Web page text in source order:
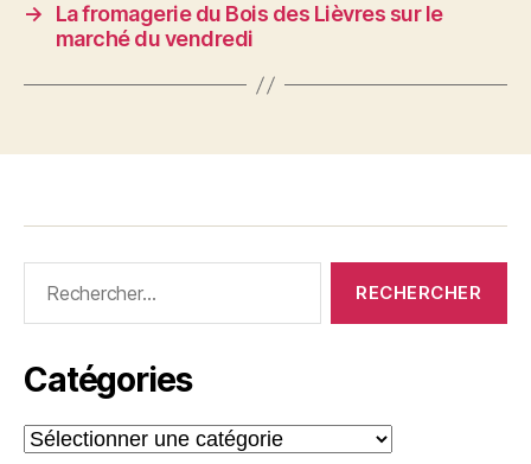
→
La fromagerie du Bois des Lièvres sur le
marché du vendredi
Catégories
Catégories